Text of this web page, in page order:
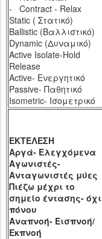
- Contract - Relax
Static ( Στατικό)
Ballistic (Βαλλιστικό)
Dynamic (Δυναμικό)
Active Isolate-Hold
Release
Active- Ενεργητικό
Passive- Παθητικό
Isometric- Ισομετρικό
ΕΚΤΕΛΕΣΗ
Αργά- Ελεγχόμενα
Αγωνιστές-
Ανταγωνιστές μύες
Πιέζω μέχρι το
σημείο έντασης- όχι
πόνου
Αναπνοή- Εισπνοή/
Εκπνοή